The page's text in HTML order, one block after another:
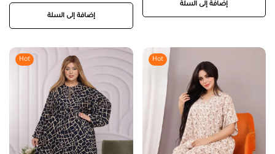
إضافة إلى السلة
إضافة إلى السلة
Hot
Hot